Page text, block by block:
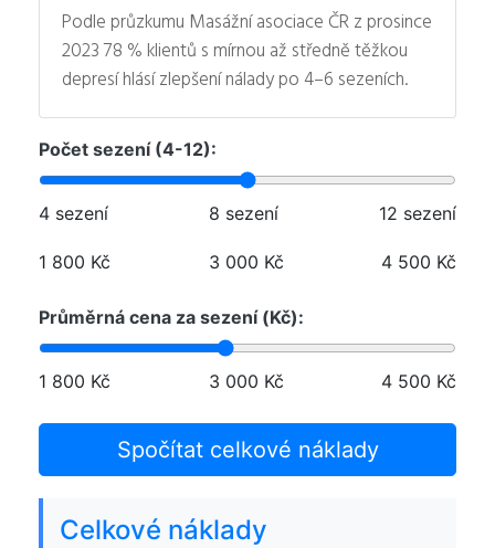
Podle průzkumu Masážní asociace ČR z prosince
2023 78 % klientů s mírnou až středně těžkou
depresí hlásí zlepšení nálady po 4–6 sezeních.
Počet sezení (4-12):
4 sezení 8 sezení 12 sezení
1 800 Kč 3 000 Kč 4 500 Kč
Průměrná cena za sezení (Kč):
1 800 Kč 3 000 Kč 4 500 Kč
Spočítat celkové náklady
Celkové náklady